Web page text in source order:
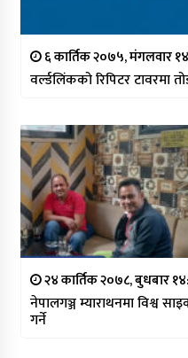
६ कार्तिक २०७५, मंगलवार
वर्ल्डलिंकको रिपिटर टावरमा
२४ कार्तिक २०७८, बुधबार
नेपालगञ्ज म्याराथनमा विश्व
गर्ने